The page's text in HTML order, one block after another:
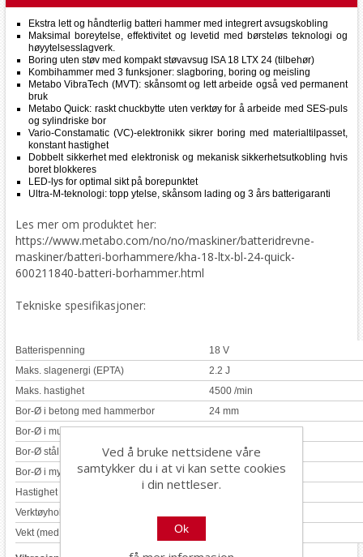
Ekstra lett og håndterlig batteri hammer med integrert avsugskobling
Maksimal boreytelse, effektivitet og levetid med børsteløs teknologi og
høyytelsesslagverk.
Boring uten støv med kompakt støvavsug ISA 18 LTX 24 (tilbehør)
Kombihammer med 3 funksjoner: slagboring, boring og meisling
Metabo VibraTech (MVT): skånsomt og lett arbeide også ved permanent
bruk
Metabo Quick: raskt chuckbytte uten verktøy for å arbeide med SES-puls
og sylindriske bor
Vario-Constamatic (VC)-elektronikk sikrer boring med materialtilpasset,
konstant hastighet
Dobbelt sikkerhet med elektronisk og mekanisk sikkerhetsutkobling hvis
boret blokkeres
LED-lys for optimal sikt på borepunktet
Ultra-M-teknologi: topp ytelse, skånsom lading og 3 års batterigaranti
Les mer om produktet her:
https://www.metabo.com/no/no/maskiner/batteridrevne-
maskiner/batteri-borhammere/kha-18-ltx-bl-24-quick-
600211840-batteri-borhammer.html
Tekniske spesifikasjoner:
Batterispenning
18 V
Maks. slagenergi (EPTA)
2.2 J
Maks. hastighet
4500 /min
Bor-Ø i betong med hammerbor
24 mm
Bor-Ø i mur med borkroner
68 mm
Bor-Ø stål
13 mm
Bor-Ø i mykt tre
25 mm
Hastighet
0 - 1200 /min
Verktøyholder
Vekt (med batteri)
Ved å bruke nettsidene våre
samtykker du i at vi kan sette cookies
i din nettleser.
Ok